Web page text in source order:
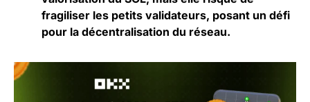
fragiliser les petits validateurs, posant un défi
pour la décentralisation du réseau.